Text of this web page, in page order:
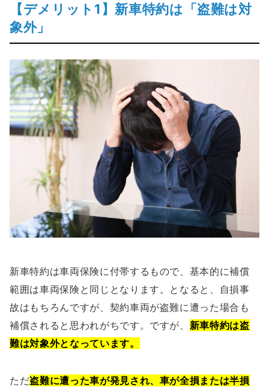
【デメリット1】新車特約は「盗難は対
象外」
新車特約は車両保険に付帯するもので、基本的に補償
範囲は車両保険と同じとなります。となると、自損事
故はもちろんですが、契約車両が盗難に遭った場合も
補償されると思われがちです。ですが、 新車特約は盗
難は対象外となっています。
ただ盗難に遭った車が発見され、車が全損または半損